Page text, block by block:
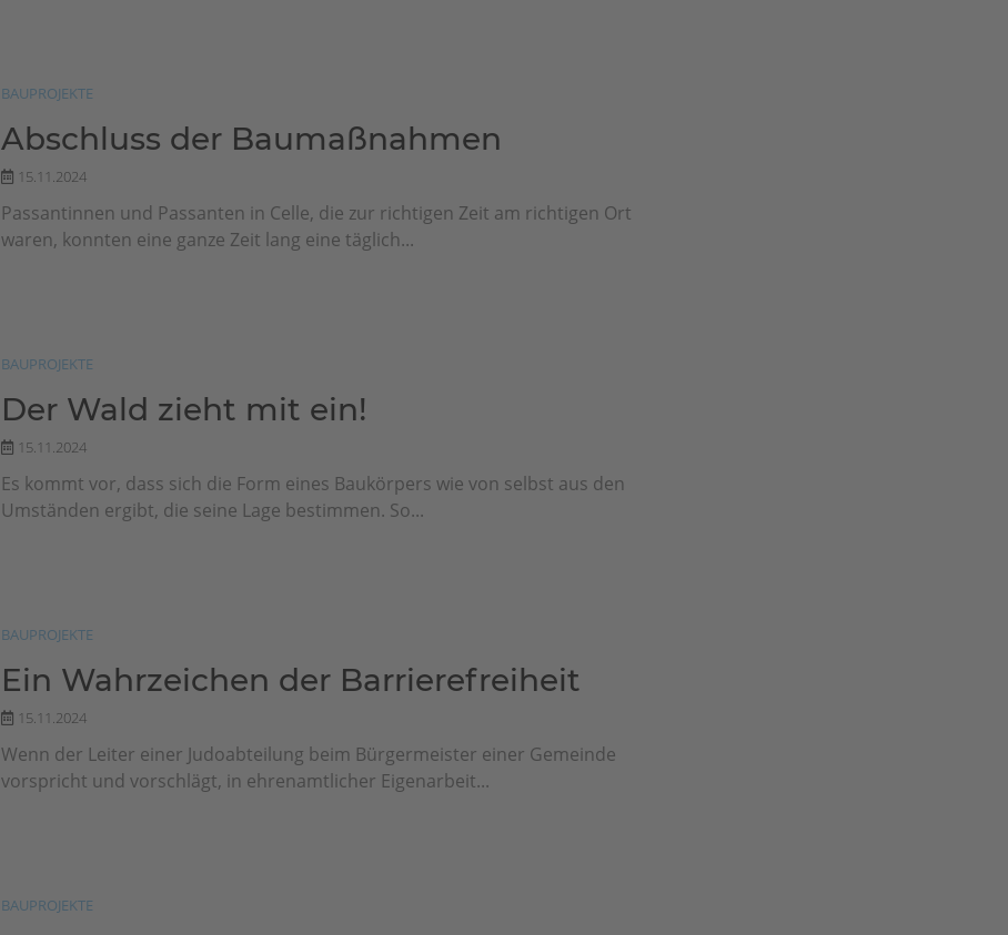
BAUPROJEKTE
Abschluss der Baumaßnahmen
15.11.2024
Passantinnen und Passanten in Celle, die zur richtigen Zeit am richtigen Ort
waren, konnten eine ganze Zeit lang eine täglich...
BAUPROJEKTE
Der Wald zieht mit ein!
15.11.2024
Es kommt vor, dass sich die Form eines Baukörpers wie von selbst aus den
Umständen ergibt, die seine Lage bestimmen. So...
BAUPROJEKTE
Ein Wahrzeichen der Barrierefreiheit
15.11.2024
Wenn der Leiter einer Judoabteilung beim Bürgermeister einer Gemeinde
vorspricht und vorschlägt, in ehrenamtlicher Eigenarbeit...
BAUPROJEKTE